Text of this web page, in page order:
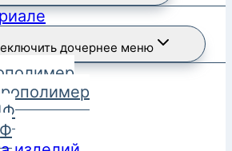
дочернее меню